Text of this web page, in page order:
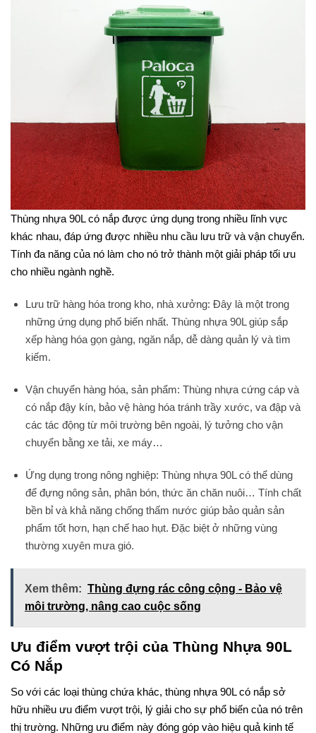
Thùng nhựa 90L có nắp được ứng dụng trong nhiều lĩnh vực
khác nhau, đáp ứng được nhiều nhu cầu lưu trữ và vận chuyển.
Tính đa năng của nó làm cho nó trở thành một giải pháp tối ưu
cho nhiều ngành nghề.
Lưu trữ hàng hóa trong kho, nhà xưởng: Đây là một trong
những ứng dụng phổ biến nhất. Thùng nhựa 90L giúp sắp
xếp hàng hóa gọn gàng, ngăn nắp, dễ dàng quản lý và tìm
kiếm.
Vận chuyển hàng hóa, sản phẩm: Thùng nhựa cứng cáp và
có nắp đậy kín, bảo vệ hàng hóa tránh trầy xước, va đập và
các tác động từ môi trường bên ngoài, lý tưởng cho vận
chuyển bằng xe tải, xe máy…
Ứng dụng trong nông nghiệp: Thùng nhựa 90L có thể dùng
để đựng nông sản, phân bón, thức ăn chăn nuôi… Tính chất
bền bỉ và khả năng chống thấm nước giúp bảo quản sản
phẩm tốt hơn, hạn chế hao hụt. Đặc biệt ở những vùng
thường xuyên mưa gió.
Xem thêm: Thùng đựng rác công cộng - Bảo vệ
môi trường, nâng cao cuộc sống
Ưu điểm vượt trội của Thùng Nhựa 90L
Có Nắp
So với các loại thùng chứa khác, thùng nhựa 90L có nắp sở
hữu nhiều ưu điểm vượt trội, lý giải cho sự phổ biến của nó trên
thị trường. Những ưu điểm này đóng góp vào hiệu quả kinh tế